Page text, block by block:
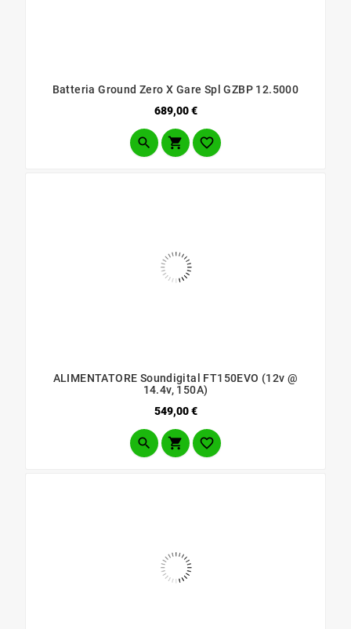
Batteria Ground Zero X Gare Spl GZBP 12.5000
689,00 €Prezzo
  
ALIMENTATORE Soundigital FT150EVO (12v @
14.4v, 150A)
549,00 €Prezzo
  